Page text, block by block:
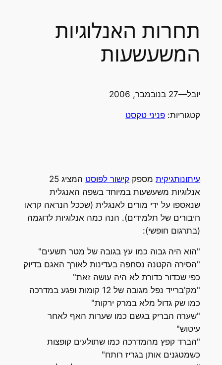
תחרות האנלוגיות
המשעשעות
יובל—27 בנובמבר, 2006
קטגוריות: פניני טקסט
עיתונותגיקיתמספק קישור לפוסט
המציג 25
אנלוגיות משעשעות במיוחד בשפה האנגלית
שנאספו על ידי מורים לאנגלית (שככל הנראה קראו
חיבורים של תלמידים). הנה כמה אנלוגיות לדוגמה
(בתרגום חופשי):
"הוא היה גבוה כמו עץ בגובה של מטר תשעים"
"הסירה הקטנה נסחפה בעדינות לאורך האגם בדיוק
כפי שכדור כדורת לא היה עושה זאת"
"מק'ברייד נפל מגובה של 12 קומות ופגע במדרכה
כמו שק גדול מלא במרק ירקות"
"שערה הבריק בגשם כמו שערות האף לאחר
עיטוש"
"הברד קפץ מהמדרכה כמו שתולעים קופצות
כשמטגנים אותן בגריז רותח"